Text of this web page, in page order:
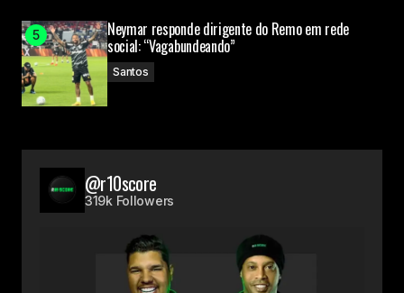
Neymar responde dirigente do Remo em rede
social: “Vagabundeando”
Santos
@r10score
319k Followers